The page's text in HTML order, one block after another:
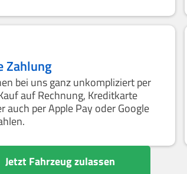
Zahlung
bei uns ganz unkompliziert per
auf Rechnung, Kreditkarte
auch per Apple Pay oder Google
Jetzt Fahrzeug zulassen